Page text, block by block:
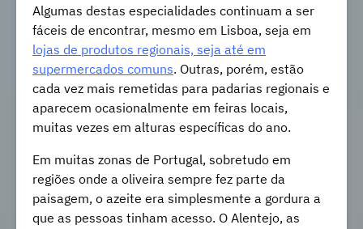
Algumas destas especialidades continuam a ser
fáceis de encontrar, mesmo em Lisboa, seja em
lojas de produtos regionais, seja até em
supermercados comuns. Outras, porém, estão
cada vez mais remetidas para padarias regionais e
aparecem ocasionalmente em feiras locais,
muitas vezes em alturas específicas do ano.
Em muitas zonas de Portugal, sobretudo em
regiões onde a oliveira sempre fez parte da
paisagem, o azeite era simplesmente a gordura a
que as pessoas tinham acesso. O Alentejo, as